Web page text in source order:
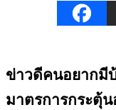
ข่าวดีคนอยากมี
มาตรการกระตุ้